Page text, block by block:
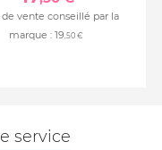
de vente conseillé par la
marque : 19,50 €
service